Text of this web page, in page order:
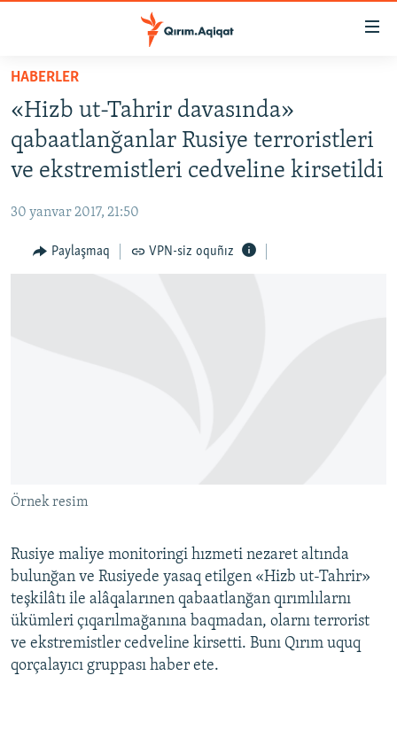
Esas
qaytmaq
Baş
navigatsiyağa
qaytmaq
Qıdıruvğa
qaytmaq
HABERLER
SİYASET
İQTİSADİYAT
MEDENİYET
İNSAN AQLARI
QOŞULIÑIZ!
RFE/RS bütün saytları
HABERLER
«Hizb ut-Tahrir davasında»
qabaatlanğanlar Rusiye terroristleri
ve ekstremistleri cedveline kirsetildi
30 yanvar 2017, 21:50
Paylaşmaq VPN-siz oquñız
Örnek resim
Rusiye maliye monitoringi hızmeti nezaret altında
bulunğan ve Rusiyede yasaq etilgen «Hizb ut-Tahrir»
teşkilâtı ile alâqalarınen qabaatlanğan qırımlılarnı
ükümleri çıqarılmağanına baqmadan, olarnı terrorist
ve ekstremistler cedveline kirsetti. Bunı Qırım uquq
qorçalayıcı gruppası haber ete.